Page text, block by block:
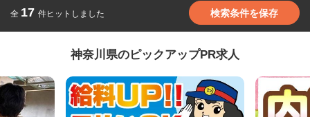
全 17 件ヒットしました 検索条件を保存
神奈川県のピックアップPR求人